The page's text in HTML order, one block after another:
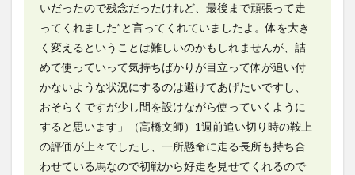
いだったので残念だったけれど、最後まで頑張って走
ってくれました”と言ってくれていましたよ。体を大き
く変えるということは難しいのかもしれませんが、詰
めて使っていって気持ちばかりが目立って体が追い付
かないような状況にするのは避けてあげたいですし、
おそらくですが少し間を設けながら使っていくように
すると思います」（高橋文師）1週前追い切り時の鞍上
の評価が上々でしたし、一所懸命に走る長所も持ち合
わせている馬なので初戦から好走を見せてくれるので